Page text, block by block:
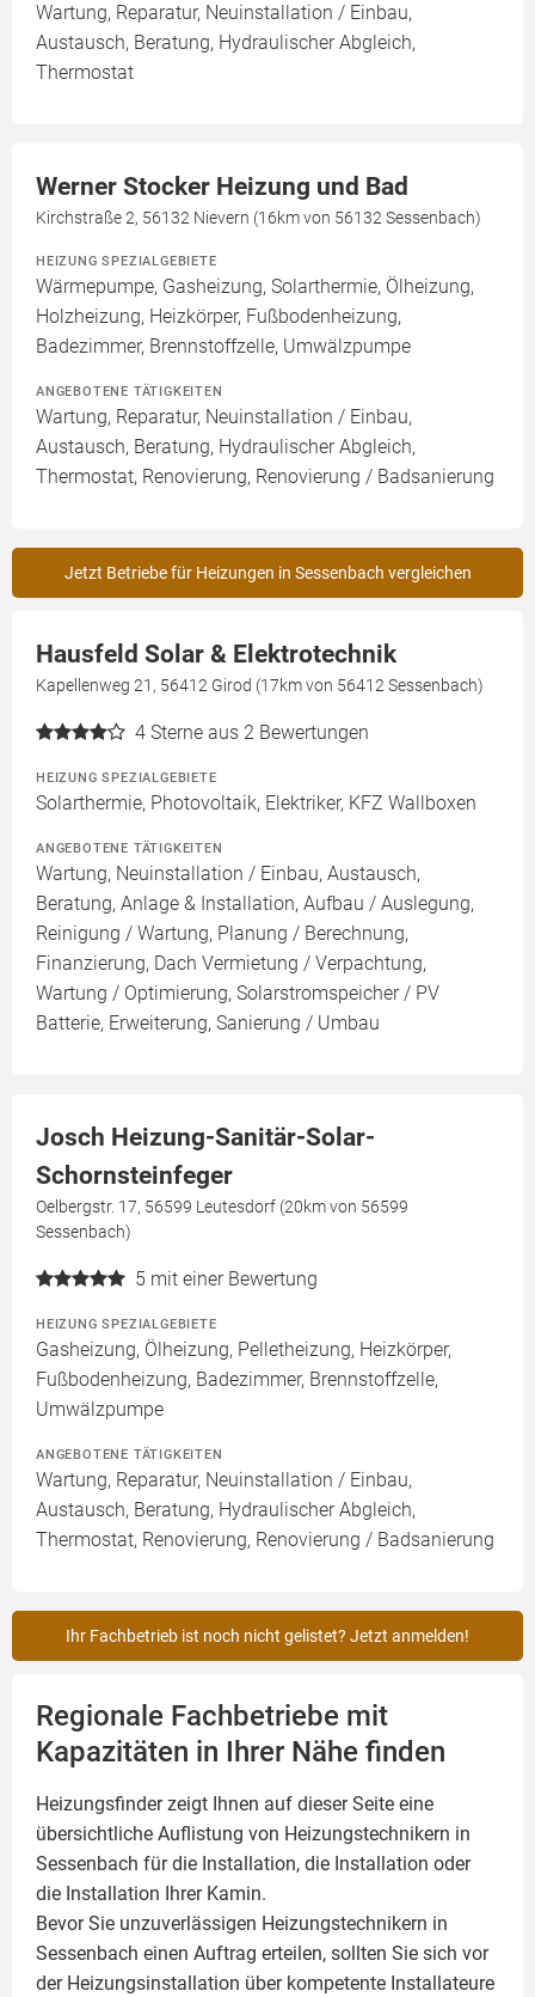
Wartung, Reparatur, Neuinstallation / Einbau,
Austausch, Beratung, Hydraulischer Abgleich,
Thermostat
Werner Stocker Heizung und Bad
Kirchstraße 2, 56132 Nievern (16km von 56132 Sessenbach)
HEIZUNG SPEZIALGEBIETE
Wärmepumpe, Gasheizung, Solarthermie, Ölheizung,
Holzheizung, Heizkörper, Fußbodenheizung,
Badezimmer, Brennstoffzelle, Umwälzpumpe
ANGEBOTENE TÄTIGKEITEN
Wartung, Reparatur, Neuinstallation / Einbau,
Austausch, Beratung, Hydraulischer Abgleich,
Thermostat, Renovierung, Renovierung / Badsanierung
Jetzt Betriebe für Heizungen in Sessenbach vergleichen
Hausfeld Solar & Elektrotechnik
Kapellenweg 21, 56412 Girod (17km von 56412 Sessenbach)
4 Sterne aus 2 Bewertungen
HEIZUNG SPEZIALGEBIETE
Solarthermie, Photovoltaik, Elektriker, KFZ Wallboxen
ANGEBOTENE TÄTIGKEITEN
Wartung, Neuinstallation / Einbau, Austausch,
Beratung, Anlage & Installation, Aufbau / Auslegung,
Reinigung / Wartung, Planung / Berechnung,
Finanzierung, Dach Vermietung / Verpachtung,
Wartung / Optimierung, Solarstromspeicher / PV
Batterie, Erweiterung, Sanierung / Umbau
Josch Heizung-Sanitär-Solar-
Schornsteinfeger
Oelbergstr. 17, 56599 Leutesdorf (20km von 56599
Sessenbach)
5 mit einer Bewertung
HEIZUNG SPEZIALGEBIETE
Gasheizung, Ölheizung, Pelletheizung, Heizkörper,
Fußbodenheizung, Badezimmer, Brennstoffzelle,
Umwälzpumpe
ANGEBOTENE TÄTIGKEITEN
Wartung, Reparatur, Neuinstallation / Einbau,
Austausch, Beratung, Hydraulischer Abgleich,
Thermostat, Renovierung, Renovierung / Badsanierung
Ihr Fachbetrieb ist noch nicht gelistet? Jetzt anmelden!
Regionale Fachbetriebe mit
Kapazitäten in Ihrer Nähe finden
Heizungsfinder zeigt Ihnen auf dieser Seite eine
übersichtliche Auflistung von Heizungstechnikern in
Sessenbach für die Installation, die Installation oder
die Installation Ihrer Kamin.
Bevor Sie unzuverlässigen Heizungstechnikern in
Sessenbach einen Auftrag erteilen, sollten Sie sich vor
der Heizungsinstallation über kompetente Installateure